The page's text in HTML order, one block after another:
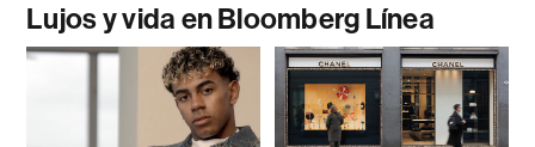
Lujos y vida en Bloomberg Línea